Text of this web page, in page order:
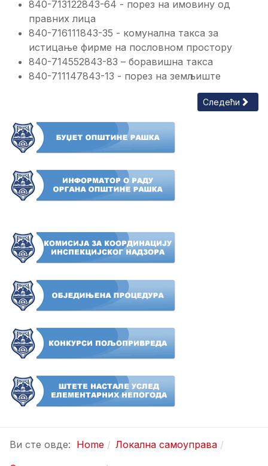
840-713122843-64 - порез на имовину од
правних лица
840-716111843-35 - комунална такса за
истицање фирме на пословном простору
840-714552843-83 – боравишна такса
840-711147843-13 - порез на земљиште
Следећи
Следећи
Ви сте овде: Home
Локална самоуправа